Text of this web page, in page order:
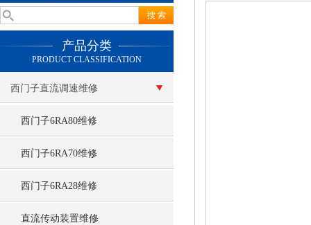
产品分类
PRODUCT CLASSIFICATION
西门子直流调速维修
西门子6RA80维修
西门子6RA70维修
西门子6RA28维修
直流传动装置维修